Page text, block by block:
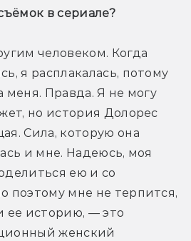
в сериале?
человеком. Когда
я расплакалась, потому
меня. Правда. Я не могу
но история Долорес
Сила, которую она
и мне. Надеюсь, моя
ею и со
поэтому мне не терпится,
ее историю, — это
женский